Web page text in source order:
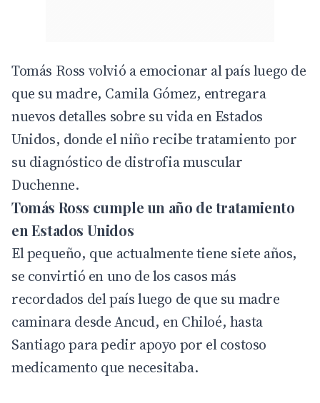
Tomás Ross volvió a emocionar al país luego de
que su madre, Camila Gómez, entregara
nuevos detalles sobre su vida en Estados
Unidos, donde el niño recibe tratamiento por
su diagnóstico de distrofia muscular
Duchenne.
Tomás Ross cumple un año de tratamiento
en Estados Unidos
El pequeño, que actualmente tiene siete años,
se convirtió en uno de los casos más
recordados del país luego de que su madre
caminara desde Ancud, en Chiloé, hasta
Santiago para pedir apoyo por el costoso
medicamento que necesitaba.